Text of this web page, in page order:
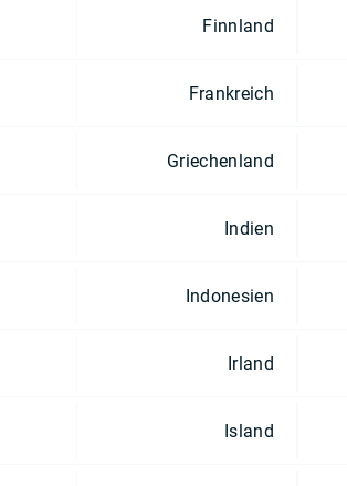
Finnland
Frankreich
Griechenland
Indien
Indonesien
Irland
Island